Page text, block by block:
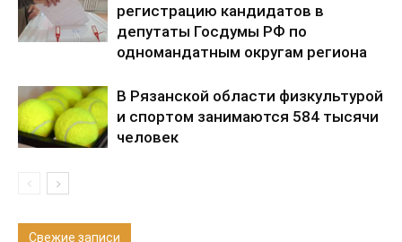
регистрацию кандидатов в
депутаты Госдумы РФ по
одномандатным округам региона
В Рязанской области физкультурой
и спортом занимаются 584 тысячи
человек
Свежие записи